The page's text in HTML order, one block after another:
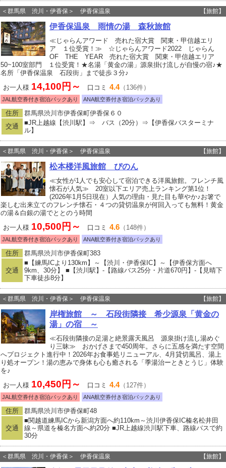
＜群馬県 渋川・伊香保＞ 伊香保温泉 【旅館】
伊香保温泉 雨情の湯 森秋旅館
≪じゃらんアワード 売れた宿大賞 関東・甲信越エリ
ア １位受賞！≫ ☆じゃらんアワード2022 じゃらん
OF THE YEAR 売れた宿大賞 関東・甲信越エリア
50~100室部門 １位受賞！★名湯「黄金の湯」源泉掛け流しが自慢の宿♪★
名所「伊香保温泉 石段街」まで徒歩３分♪
お一人様 14,100円～ 口コミ 4.4（136件）
JAL航空券付き宿泊パックあり ANA航空券付き宿泊パックあり
住所
群馬県渋川市伊香保町伊香保６０
交通
■JR上越線【渋川駅】⇒ バス（20分）⇒【伊香保バスターミナ
ル】
＜群馬県 渋川・伊香保＞ 伊香保温泉 【旅館】
松本楼洋風旅館 ぴのん
≪女性が1人でも安心して宿泊できる洋風旅館。フレンチ風
懐石が人気≫ 20室以下エリア売上ランキング第1位！
(2026年1月5日現在）人気の理由・見た目も華やか♪お箸で
楽しむ出来立てのフレンチ懐石・４つの貸切温泉が何回入っても無料！黄金
の湯＆白銀の湯でととのう時間
お一人様 10,500円～ 口コミ 4.6 （148件）
JAL航空券付き宿泊パックあり ANA航空券付き宿泊パックあり
住所 群馬県渋川市伊香保町383
交通
■【練馬ICより130km】～【渋川・伊香保IC】～【伊香保方面へ
9km、30分】 ■【渋川駅】-【路線バス25分・片道670円】-【見晴下
下車徒歩8分】
＜群馬県 渋川・伊香保＞ 伊香保温泉 【旅館】
岸権旅館 ～ 石段街隣接 希少源泉「黄金の
湯」の宿 ～
≪石段街隣接の足湯と絶景露天風呂 源泉掛け流し湯めぐ
り三昧≫ おかげさまで450周年。さらに五感を満たす空間
へプロジェクト進行中！2026年お食事処リニューアル、4月貸切風呂、湯上
り処オープン！湯の恵みで身体も心も癒される「季湯治ーときとうじ」体験
を♪
お一人様 10,450円～ 口コミ 4.4（127件）
JAL航空券付き宿泊パックあり ANA航空券付き宿泊パックあり
住所 群馬県渋川市伊香保町48
交通
■関越道練馬ICから新潟方面へ約110km～渋川伊香保IC榛名松井田
線～県道を榛名方面へ約20分 ■JR上越線渋川駅下車、路線バスで約
30分
＜群馬県 渋川・伊香保＞ 伊香保温泉 【旅館】